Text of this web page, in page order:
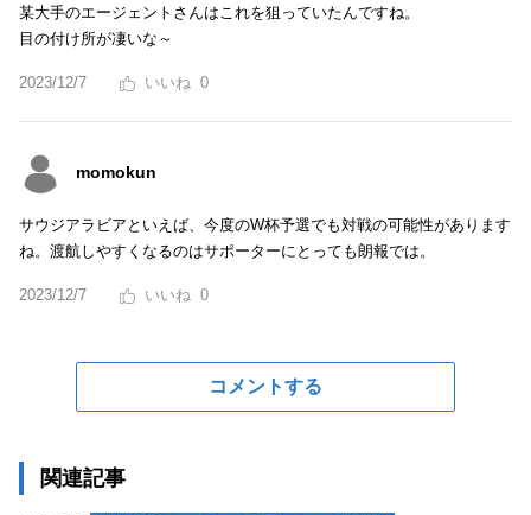
某大手のエージェントさんはこれを狙っていたんですね。
目の付け所が凄いな～
2023/12/7 0
momokun
サウジアラビアといえば、今度のW杯予選でも対戦の可能性があります
ね。渡航しやすくなるのはサポーターにとっても朗報では。
2023/12/7 0
コメントする
関連記事